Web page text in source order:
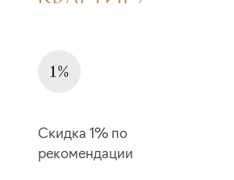
Скидка 1% по
рекомендации